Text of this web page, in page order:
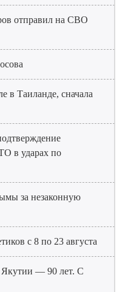
отправил на СВО
в Таиланде, сначала
в ударах по
за незаконную
с 8 по 23 августа
— 90 лет. С